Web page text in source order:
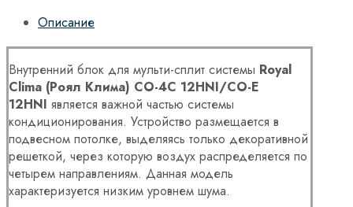
Описание
Внутренний блок для мульти-сплит системы Royal
Clima (Роял Клима) CO-4C 12HNI/CO-E
12HNI является важной частью системы
кондиционирования. Устройство размещается в
подвесном потолке, выделяясь только декоративной
решеткой, через которую воздух распределяется по
четырем направлениям. Данная модель
характеризуется низким уровнем шума.